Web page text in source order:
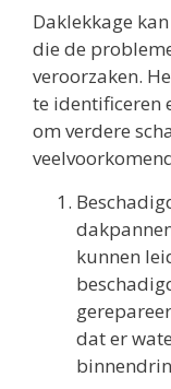
Daklekkage
die de
veroorzaken.
te identificeren
om verdere
kunnen
dat er